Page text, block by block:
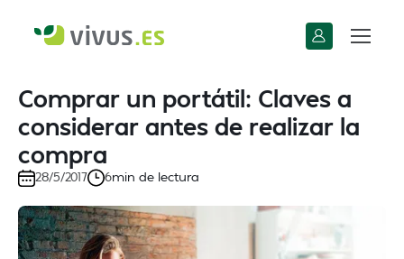
Comprar un portátil: Claves a
considerar antes de realizar la
compra
28/5/2017 6min de lectura